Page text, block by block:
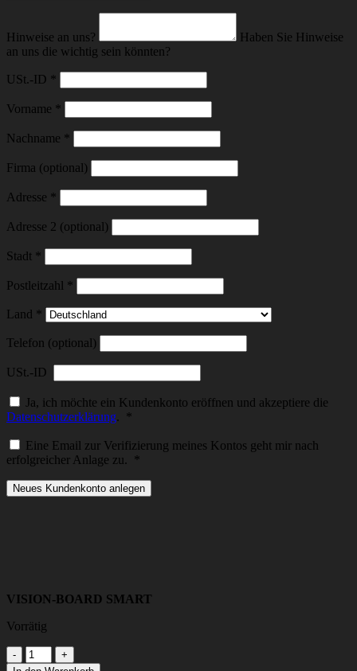
Hinweise an uns?
Haben Sie Hinweise
an uns die wichtig sein könnten?
USt.-ID *
Vorname *
Nachname *
Firma (optional)
Adresse *
Adresse 2 (optional)
Stadt *
Postleitzahl *
Land *
Telefon (optional)
USt.-ID
Ja, ich möchte ein Kundenkonto eröffnen und akzeptiere die
Datenschutzerklärung. *
Eine Email zur Verifizierung meines Kontos geht mir nach
erfolgreicher Anlage zu. *
Neues Kundenkonto anlegen
VISION-BOARD SMART
Vorrätig
VISION-
BOARD